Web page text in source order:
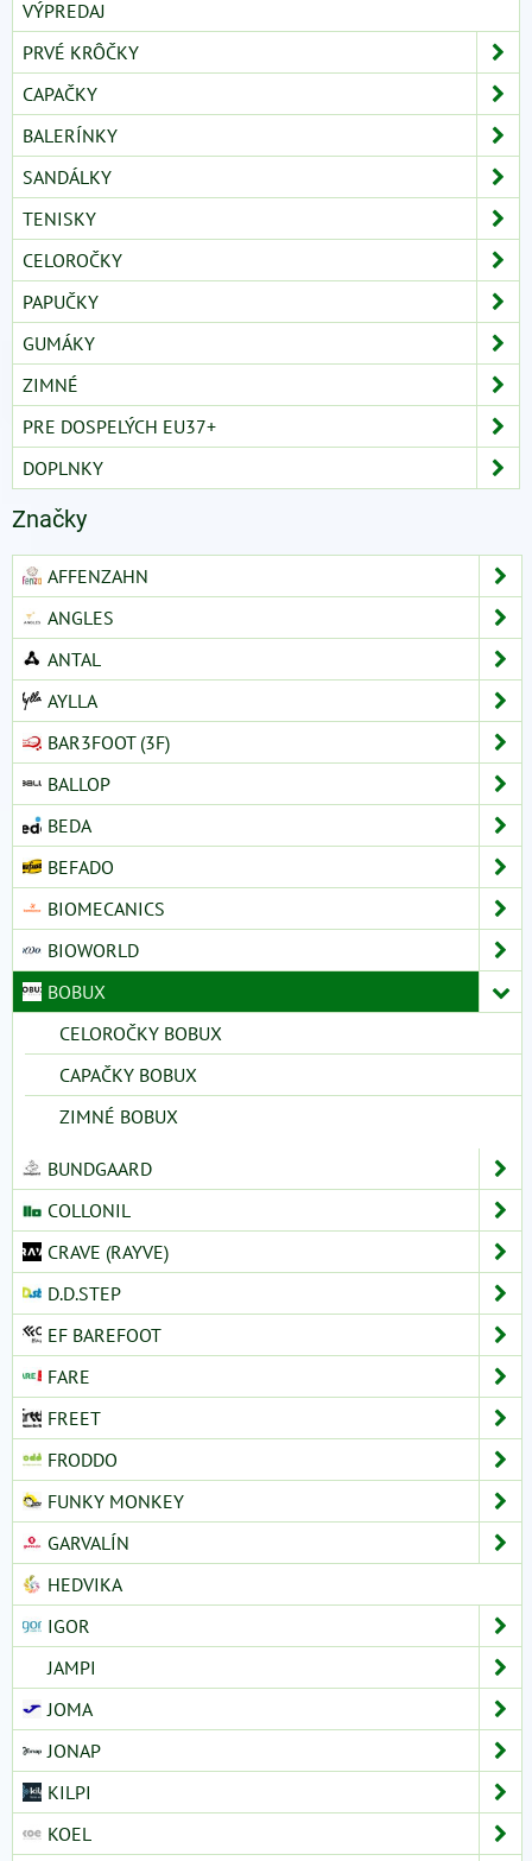
VÝPREDAJ
PRVÉ KRÔČKY
CAPAČKY
BALERÍNKY
SANDÁLKY
TENISKY
CELOROČKY
PAPUČKY
GUMÁKY
ZIMNÉ
PRE DOSPELÝCH EU37+
DOPLNKY
Značky
AFFENZAHN
ANGLES
ANTAL
AYLLA
BAR3FOOT (3F)
BALLOP
BEDA
BEFADO
BIOMECANICS
BIOWORLD
BOBUX
CELOROČKY BOBUX
CAPAČKY BOBUX
ZIMNÉ BOBUX
BUNDGAARD
COLLONIL
CRAVE (RAYVE)
D.D.STEP
EF BAREFOOT
FARE
FREET
FRODDO
FUNKY MONKEY
GARVALÍN
HEDVIKA
IGOR
JAMPI
JOMA
JONAP
KILPI
KOEL